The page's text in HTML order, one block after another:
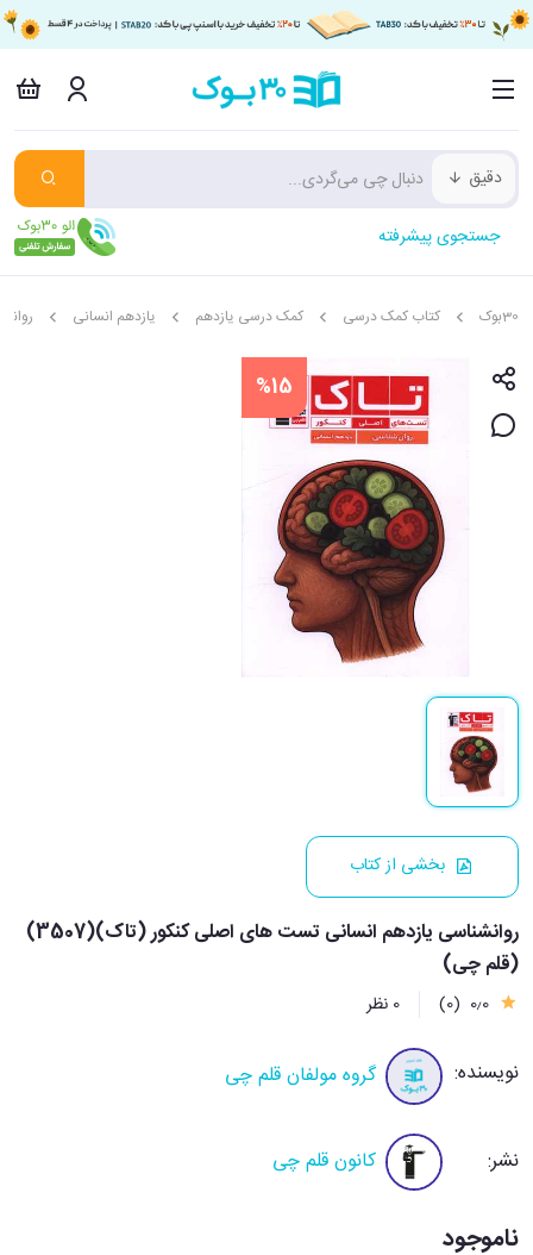
دقیق
جستجوی پیشرفته
30بوک کتاب کمک درسی کمک درسی یازدهم یازدهم انسانی
%15
بخشی از کتاب
روانشناسی یازدهم انسانی تست های اصلی کنکور (تاک)(3507)
(قلم چی)
0٫0 (0) 0 نظر
نویسنده: گروه مولفان قلم چی
نشر: کانون قلم چی
ناموجود